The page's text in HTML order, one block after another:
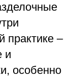
практике –
и
особенно